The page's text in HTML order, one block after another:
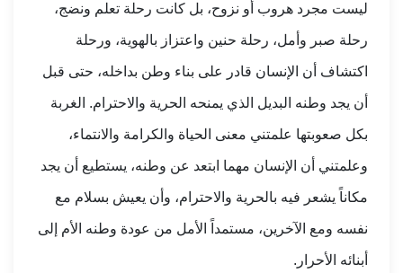
ليست مجرد هروب أو نزوح، بل كانت رحلة تعلم ونضج،
رحلة صبر وأمل، رحلة حنين واعتزاز بالهوية، ورحلة
اكتشاف أن الإنسان قادر على بناء وطن بداخله، حتى قبل
أن يجد وطنه البديل الذي يمنحه الحرية والاحترام. الغربة
بكل صعوبتها علمتني معنى الحياة والكرامة والانتماء،
وعلمتني أن الإنسان مهما ابتعد عن وطنه، يستطيع أن يجد
مكاناً يشعر فيه بالحرية والاحترام، وأن يعيش بسلام مع
نفسه ومع الآخرين، مستمداً الأمل من عودة وطنه الأم إلى
أبنائه الأحرار.